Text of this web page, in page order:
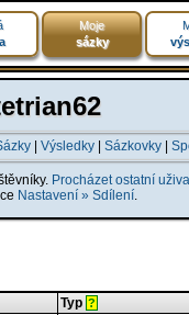
Moje
sázky
Výsledky Sázkovky
Procházet ostatní
Nastavení » Sdílení.
Typ ?